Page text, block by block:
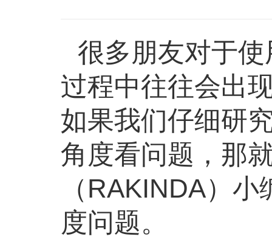
很多朋友对于
过程中往往会出
如果我们仔细研
角度看问题，那
（RAKINDA）
度问题。